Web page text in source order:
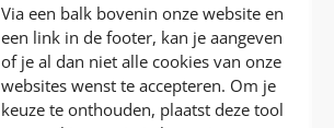
Via een balk bovenin onze website en
een link in de footer, kan je aangeven
of je al dan niet alle cookies van onze
websites wenst te accepteren. Om je
keuze te onthouden, plaatst deze tool